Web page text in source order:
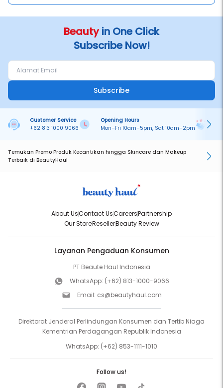
Beautyin One Click
Subscribe Now!
Subscribe
Customer Service
+62 813 1000 9066
Opening Hours
Mon–Fri 10am–5pm, Sat 10am–2pm
Temukan Promo Produk Kecantikan hingga Skincare dan Makeup
Terbaik di BeautyHaul
About UsContact UsCareersPartnership
Our StoreResellerBeauty Review
Layanan Pengaduan Konsumen
PT Beaute Haul Indonesia
WhatsApp: (+62) 813-1000-9066
Email: cs@beautyhaul.com
Direktorat Jenderal Perlindungan Konsumen dan Tertib Niaga
Kementrian Perdagangan Republik Indonesia
WhatsApp: (+62) 853-1111-1010
Follow us!